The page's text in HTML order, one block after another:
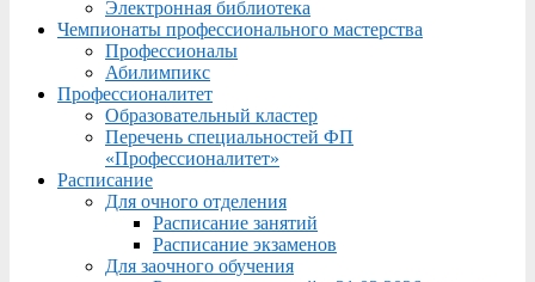
Электронная библиотека
Чемпионаты профессионального мастерства
Профессионалы
Абилимпикс
Профессионалитет
Образовательный кластер
Перечень специальностей ФП
«Профессионалитет»
Расписание
Для очного отделения
Расписание занятий
Расписание экзаменов
Для заочного обучения